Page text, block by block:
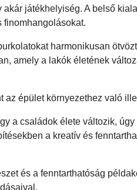
játékhelyiség. A belső
finomhangolásokat.
harmonikusan
amely a lakók életének
az épület környezethez való
a családok élete változik, úgy
a kreatív és
és a fenntarthatóság